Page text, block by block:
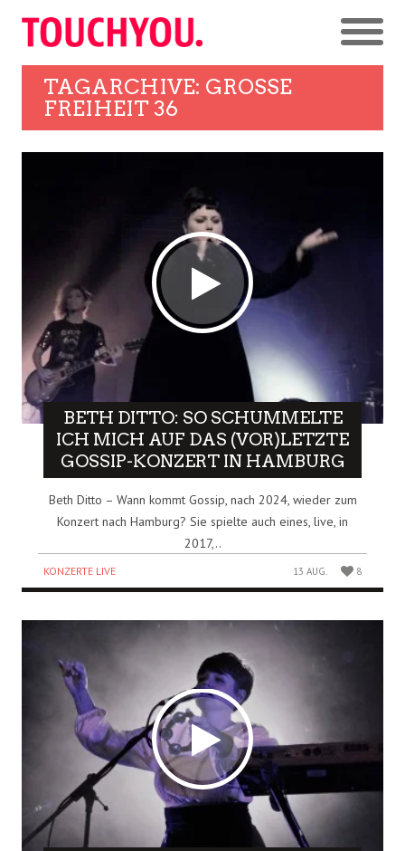
TAGARCHIVE: GROSSE F
REIHEIT 36
BETH DITTO: SO SCHUMMELTE
ICH MICH AUF DAS (VOR)LETZTE
GOSSIP-KONZERT IN HAMBURG
Beth Ditto – Wann kommt Gossip, nach 2024, wieder zum
Konzert nach Hamburg? Sie spielte auch eines, live, in
2017,..
KONZERTE LIVE 13 AUG. 8